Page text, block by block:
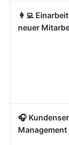
👩‍💻
neuer
🎧
Management